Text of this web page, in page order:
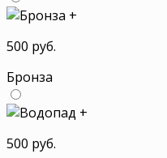
+
500 руб.
Бронза
+
500 руб.